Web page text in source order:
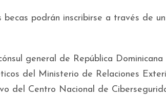
podrán inscribirse a través de
general de República
del Ministerio de Relaciones
del Centro Nacional de